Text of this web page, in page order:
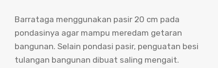
Barrataga menggunakan pasir 20 cm pada
pondasinya agar mampu meredam getaran
bangunan. Selain pondasi pasir, penguatan besi
tulangan bangunan dibuat saling mengait.